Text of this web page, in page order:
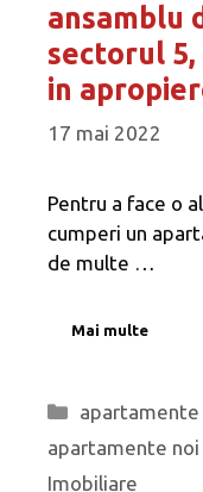
ansamblu
sectorul 5,
in
17 mai 2022
Pentru a face o
cumperi un
de multe …
Mai multe
Categorii
apartamente
apartamente
Imobiliare